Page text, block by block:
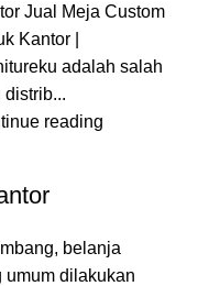
Jual Meja Custom
Kantor |
adalah salah
distrib...
reading
belanja
umum dilakukan